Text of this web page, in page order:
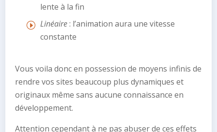
lente à la fin
Linéaire: l’animation aura une vitesse
constante
Vous voila donc en possession de moyens infinis de
rendre vos sites beaucoup plus dynamiques et
originaux même sans aucune connaissance en
développement.
Attention cependant à ne pas abuser de ces effets